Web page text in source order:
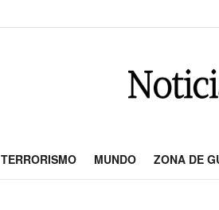
TERRORISMO MUNDO ZONA DE